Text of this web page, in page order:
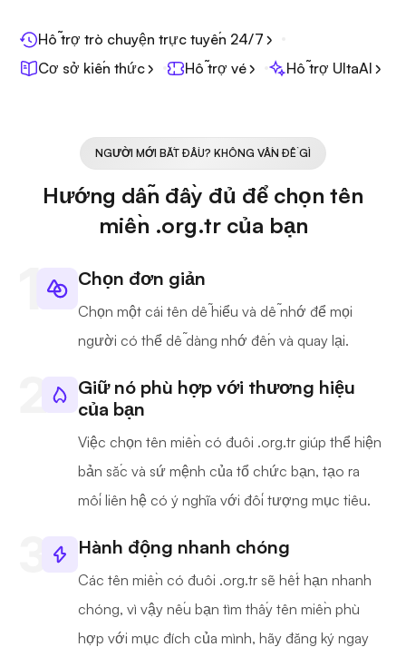
Hỗ trợ trò chuyện trực tuyến 24/7
Cơ sở kiến thức
Hỗ trợ vé Hỗ trợ UltaAI
NGƯỜI MỚI BẮT ĐẦU? KHÔNG VẤN ĐỀ GÌ
Hướng dẫn đầy đủ để chọn tên
miền .org.tr của bạn
Chọn đơn giản
Chọn một cái tên dễ hiểu và dễ nhớ để mọi
người có thể dễ dàng nhớ đến và quay lại.
Giữ nó phù hợp với thương hiệu
của bạn
Việc chọn tên miền có đuôi .org.tr giúp thể hiện
bản sắc và sứ mệnh của tổ chức bạn, tạo ra
mối liên hệ có ý nghĩa với đối tượng mục tiêu.
Hành động nhanh chóng
Các tên miền có đuôi .org.tr sẽ hết hạn nhanh
chóng, vì vậy nếu bạn tìm thấy tên miền phù
hợp với mục đích của mình, hãy đăng ký ngay